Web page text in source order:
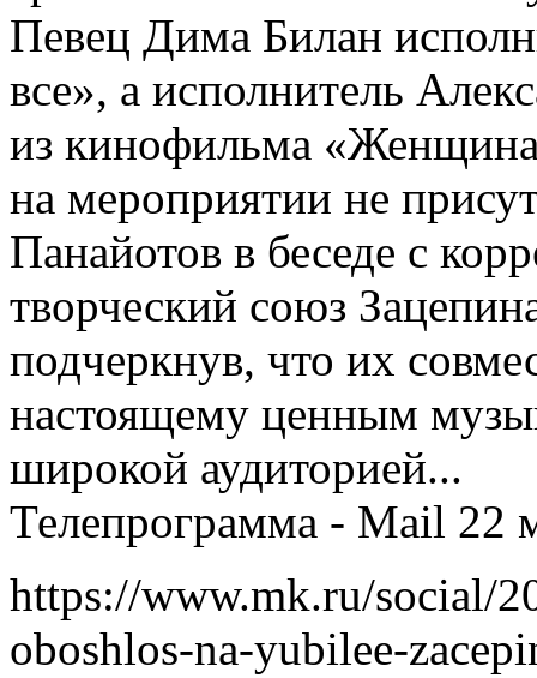
Певец Дима Билан
все», а исполнитель
из кинофильма
на мероприятии не
Панайотов в беседе с
творческий союз
подчеркнув, что их
настоящему ценным
широкой аудиторией...
Телепрограмма - Mail 22
https://www.mk.ru/social/
oboshlos-na-yubilee-